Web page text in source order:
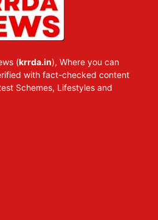
(krrda.in), Where you can
with fact-checked content
Schemes, Lifestyles and